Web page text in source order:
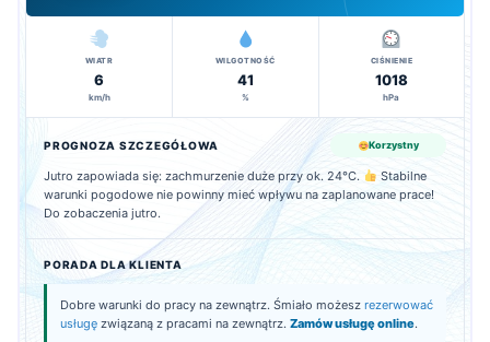
WIATR
6
km/h
WILGOTNOŚĆ
41
%
CIŚNIENIE
1018
hPa
PROGNOZA SZCZEGÓŁOWA Korzystny
Jutro zapowiada się: zachmurzenie duże przy ok. 24°C.
Stabilne
warunki pogodowe nie powinny mieć wpływu na zaplanowane prace!
Do zobaczenia jutro.
PORADA DLA KLIENTA
Dobre warunki do pracy na zewnątrz. Śmiało możesz rezerwować
usługę związaną z pracami na zewnątrz. Zamów usługę online.